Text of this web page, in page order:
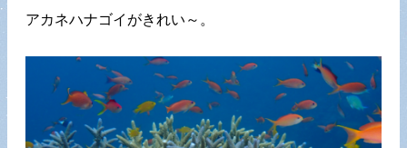
アカネハナゴイがきれい～。